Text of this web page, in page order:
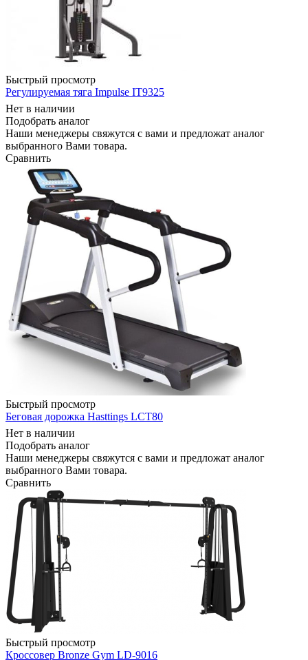
Быстрый просмотр
Регулируемая тяга Impulse IT9325
Нет в наличии
Подобрать аналог
Наши менеджеры свяжутся с вами и предложат аналог
выбранного Вами товара.
Сравнить
Быстрый просмотр
Беговая дорожка Hasttings LCT80
Нет в наличии
Подобрать аналог
Наши менеджеры свяжутся с вами и предложат аналог
выбранного Вами товара.
Сравнить
Быстрый просмотр
Кроссовер Bronze Gym LD-9016